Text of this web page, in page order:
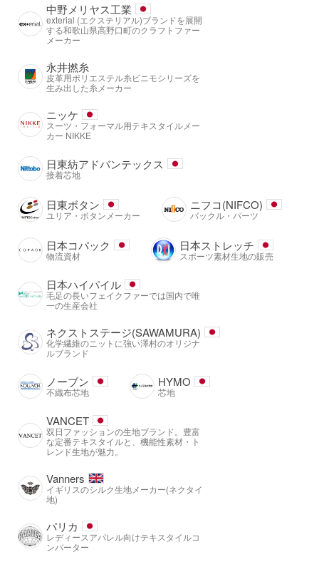
中野メリヤス工業
exterial (エクステリアル)ブランドを展開
する和歌山県高野口町のクラフトファー
メーカー
永井撚糸
皮革用ポリエステル糸ビニモシリーズを
生み出した糸メーカー
ニッケ
スーツ・フォーマル用テキスタイルメー
カー NIKKE
日東紡アドバンテックス
接着芯地
日東ボタン
ユリア・ボタンメーカー
ニフコ(NIFCO)
バックル・パーツ
日本コパック
物流資材
日本ストレッチ
スポーツ素材生地の販売
日本ハイパイル
毛足の長いフェイクファーでは国内で唯
一の生産会社
ネクストステージ(SAWAMURA)
化学繊維のニットに強い澤村のオリジナ
ルブランド
ノーブン
不織布芯地
HYMO
芯地
VANCET
双日ファッションの生地ブランド。豊富
な定番テキスタイルと、機能性素材・ト
レンド生地が魅力。
Vanners
イギリスのシルク生地メーカー(ネクタイ
地)
パリカ
レディースアパレル向けテキスタイルコ
ンバーター